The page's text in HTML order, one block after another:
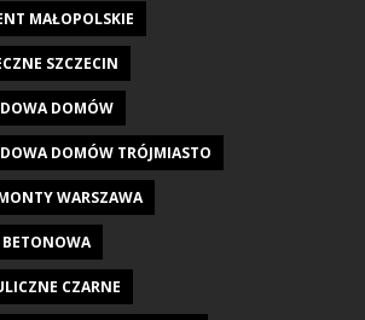
MAŁOPOLSKIE
SZCZECIN
DOMÓW
DOMÓW TRÓJMIASTO
WARSZAWA
CZARNE